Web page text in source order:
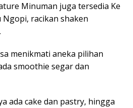
Minuman juga tersedia Ke
Ngopi, racikan shaken
menikmati aneka pilihan
smoothie segar dan
ada cake dan pastry, hingga